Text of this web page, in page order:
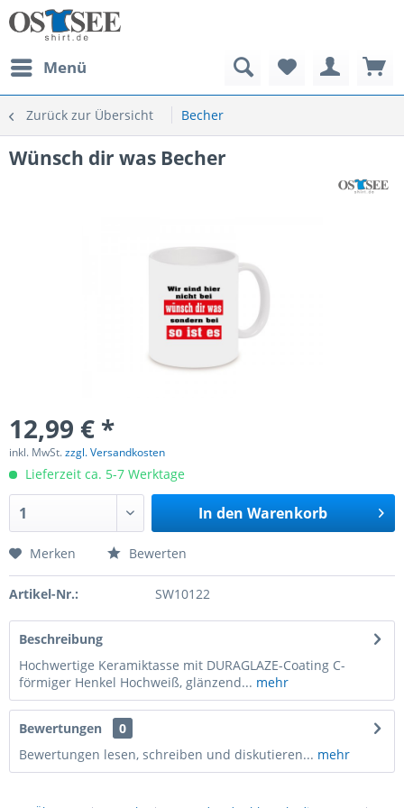
Menü
Zurück zur Übersicht Becher
Wünsch dir was Becher
12,99 € *
inkl. MwSt.zzgl. Versandkosten
Lieferzeit ca. 5-7 Werktage
In den Warenkorb
Merken Bewerten
Artikel-Nr.: SW10122
Beschreibung
Hochwertige Keramiktasse mit DURAGLAZE-Coating C-
förmiger Henkel Hochweiß, glänzend... mehr
Bewertungen
0
Bewertungen lesen, schreiben und diskutieren... mehr